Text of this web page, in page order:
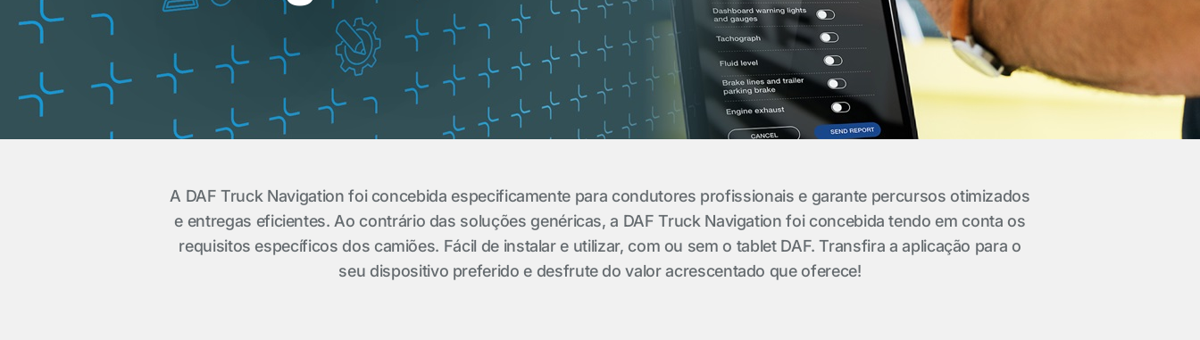
A DAF Truck Navigation foi concebida especificamente para condutores profissionais e garante percursos otimizados
e entregas eficientes. Ao contrário das soluções genéricas, a DAF Truck Navigation foi concebida tendo em conta os
requisitos específicos dos camiões. Fácil de instalar e utilizar, com ou sem o tablet DAF. Transfira a aplicação para o
seu dispositivo preferido e desfrute do valor acrescentado que oferece!